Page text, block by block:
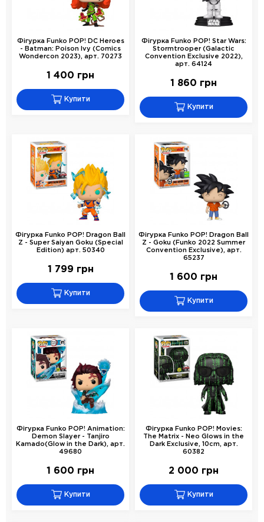
Фігурка Funko POP! DC Heroes
- Batman: Poison Ivy (Comics
Wondercon 2023), арт. 70273
1 400 грн
Купити
Фігурка Funko POP! Star Wars:
Stormtrooper (Galactic
Convention Exclusive 2022),
арт. 64124
1 860 грн
Купити
Фігурка Funko POP! Dragon Ball
Z - Super Saiyan Goku (Special
Edition) арт. 50340
1 799 грн
Купити
Фігурка Funko POP! Dragon Ball
Z - Goku (Funko 2022 Summer
Convention Exclusive), арт.
65237
1 600 грн
Купити
Фігурка Funko POP! Animation:
Demon Slayer - Tanjiro
Kamado(Glow in the Dark), арт.
49680
1 600 грн
Купити
Фігурка Funko POP! Movies:
The Matrix - Neo Glows in the
Dark Exclusive, 10cm, арт.
60382
2 000 грн
Купити